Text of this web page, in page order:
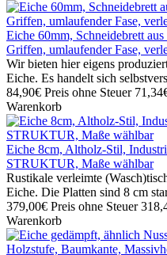
Eiche 60mm, Schneidebrett
Griffen, umlaufender Fase,
Wir bieten hier eigens
Eiche. Es handelt sich
84,90€ Preis ohne Steuer
Warenkorb
Eiche 8cm, Altholz-Stil,
STRUKTUR, Maße wählbar
Rustikale verleimte
Eiche. Die Platten sind 8 cm
379,00€ Preis ohne Steuer
Warenkorb